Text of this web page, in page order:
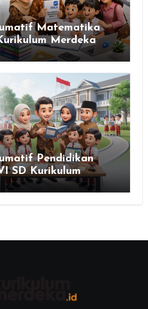
Matematika
Merdeka
Pendidikan
SD Kurikulum
Guru